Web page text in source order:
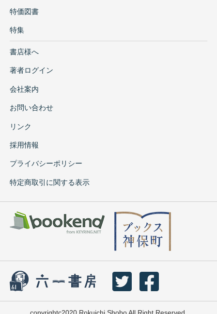
特価図書
特集
書店様へ
著者ログイン
会社案内
お問い合わせ
リンク
採用情報
プライバシーポリシー
特定商取引に関する表示